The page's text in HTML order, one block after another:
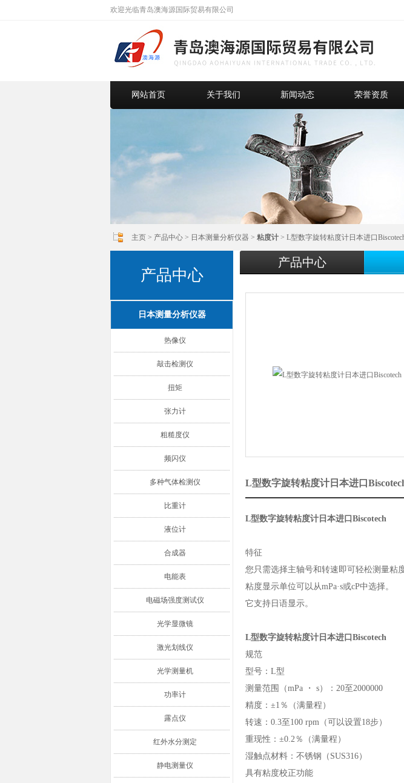
欢迎光临青岛澳海源国际贸易有限公司
网站首页 关于我们 新闻动态 荣誉资质
主页 > 产品中心 > 日本测量分析仪器 > 粘度计 > L型数字旋转粘度计日本进口
产品中心
日本测量分析仪器
热像仪
敲击检测仪
扭矩
张力计
粗糙度仪
频闪仪
多种气体检测仪
比重计
液位计
合成器
电能表
电磁场强度测试仪
光学显微镜
激光划线仪
光学测量机
功率计
露点仪
红外水分测定
静电测量仪
产品中心
L型数字旋转粘度计日本进口
L型数字旋转粘度计日本进口Biscotech
特征
您只需选择主轴号和转速即可轻松测量粘度
粘度显示单位可以从mPa·s或cP中选择。
它支持日语显示。
L型数字旋转粘度计日本进口Biscotech
规范
型号：L型
测量范围（mPa ・ s）：20至2000000
精度：±1％（满量程）
转速：0.3至100 rpm（可以设置18步）
重现性：±0.2％（满量程）
湿触点材料：不锈钢（SUS316）
具有粘度校正功能